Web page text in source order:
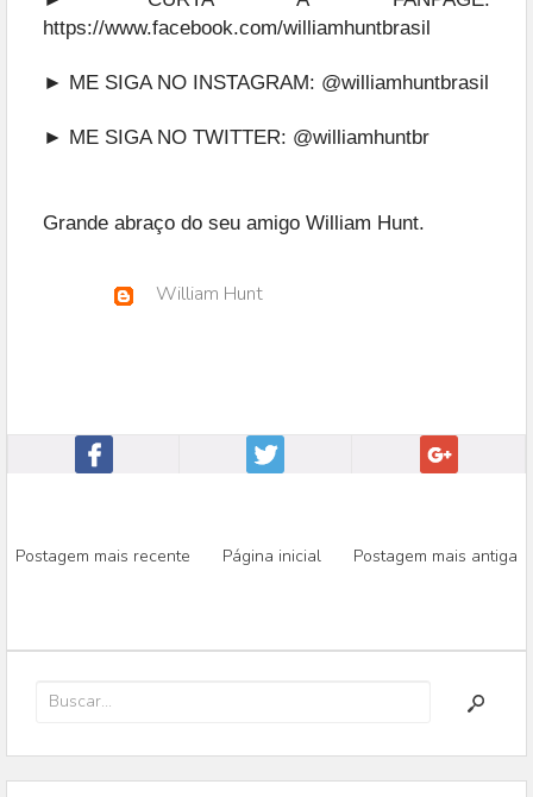
https://www.facebook.com/williamhuntbrasil
► ME SIGA NO INSTAGRAM: @williamhuntbrasil
► ME SIGA NO TWITTER: @williamhuntbr
Grande abraço do seu amigo William Hunt.
William Hunt
Postagem mais recente Página inicial Postagem mais antiga